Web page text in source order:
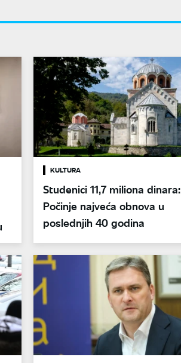
KULTURA
Studenici 11,7 miliona dinara:
Počinje najveća obnova u
poslednjih 40 godina